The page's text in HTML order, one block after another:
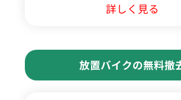
詳しく見る
放置バイクの無料撤